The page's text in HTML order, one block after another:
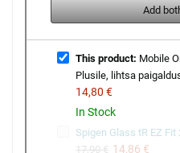
Add
This product: Mobile
Plusile, lihtsa
14,80 €
In Stock
Spigen Glass tR EZ Fit
17,90 € 14,86 €